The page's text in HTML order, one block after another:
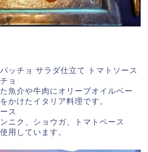
ッチョ サラダ仕立て トマトソース
ョ
魚介や牛肉にオリーブオイルベー
かけたイタリア料理です。
ス
ニク、ショウガ、トマトペース
用しています。